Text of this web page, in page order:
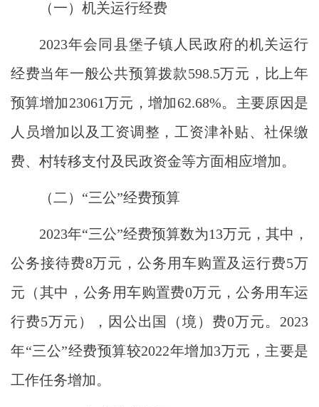
（一）机关运行经费
2023年会同县堡子镇人民政府的机关运行
经费当年一般公共预算拨款598.5万元，比上年
预算增加23061万元，增加62.68%。主要原因是
人员增加以及工资调整，工资津补贴、社保缴
费、村转移支付及民政资金等方面相应增加。
（二） “三公”经费预算
2023年“三公”经费预算数为13万元，其中，
公务接待费8万元，公务用车购置及运行费5万
元（其中，公务用车购置费0万元，公务用车运
行费5万元），因公出国（境）费0万元。2023
年“三公”经费预算较2022年增加3万元，主要是
工作任务增加。